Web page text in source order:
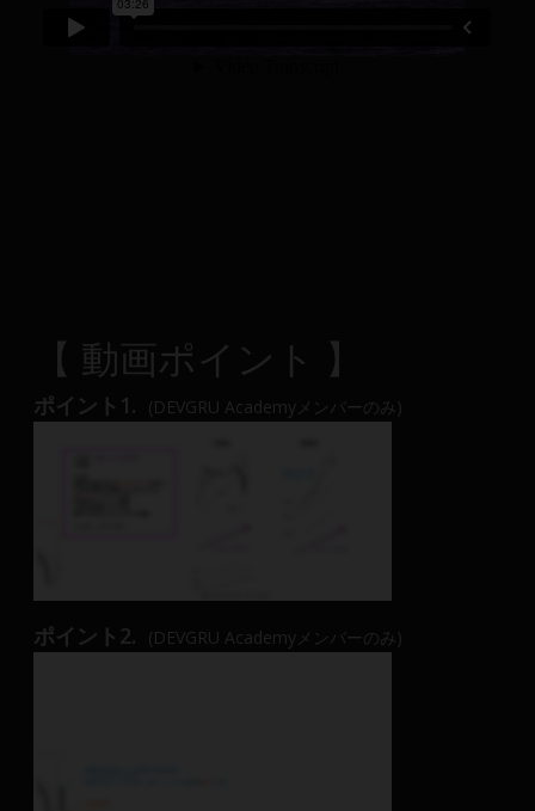
【 動画ポイント 】
ポイント1. (DEVGRU Academyメンバーのみ)
ポイント2. (DEVGRU Academyメンバーのみ)